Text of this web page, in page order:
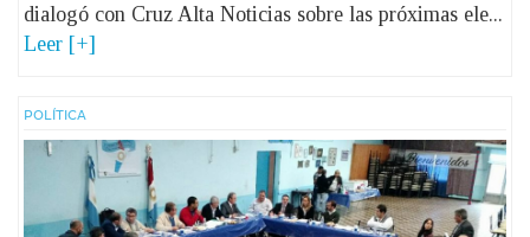
dialogó con Cruz Alta Noticias sobre las próximas ele...
Leer [+]
POLÍ­TICA